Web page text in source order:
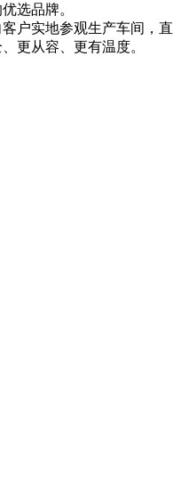
选品牌。
户实地参观生产车间，
更从容、更有温度。